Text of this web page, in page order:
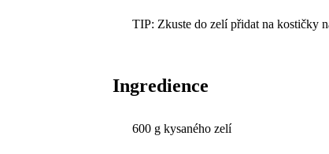
TIP: Zkuste do zelí přidat na kostičky
Ingredience
600 g kysaného zelí